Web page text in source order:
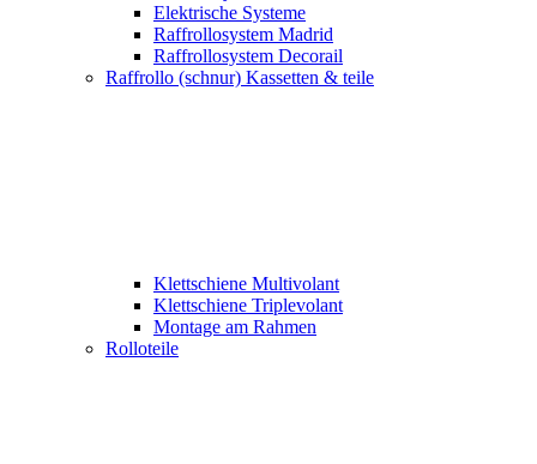
Elektrische Systeme
Raffrollosystem Madrid
Raffrollosystem Decorail
Raffrollo (schnur) Kassetten & teile
Klettschiene Multivolant
Klettschiene Triplevolant
Montage am Rahmen
Rolloteile